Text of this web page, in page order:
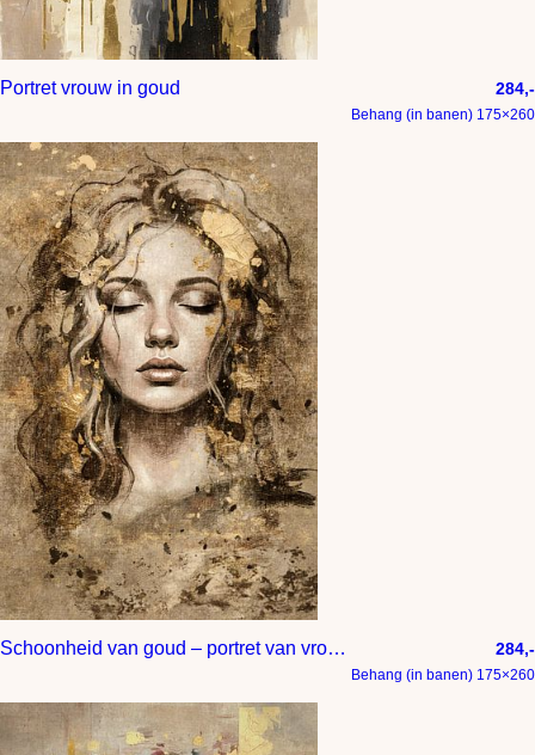
Portret vrouw in goud 284,-
Behang (in banen) 175×260
Schoonheid van goud – portret van vrouw met gesloten ogen – luxe wanddecoratie in hotel chique stijl 284,-
Behang (in banen) 175×260